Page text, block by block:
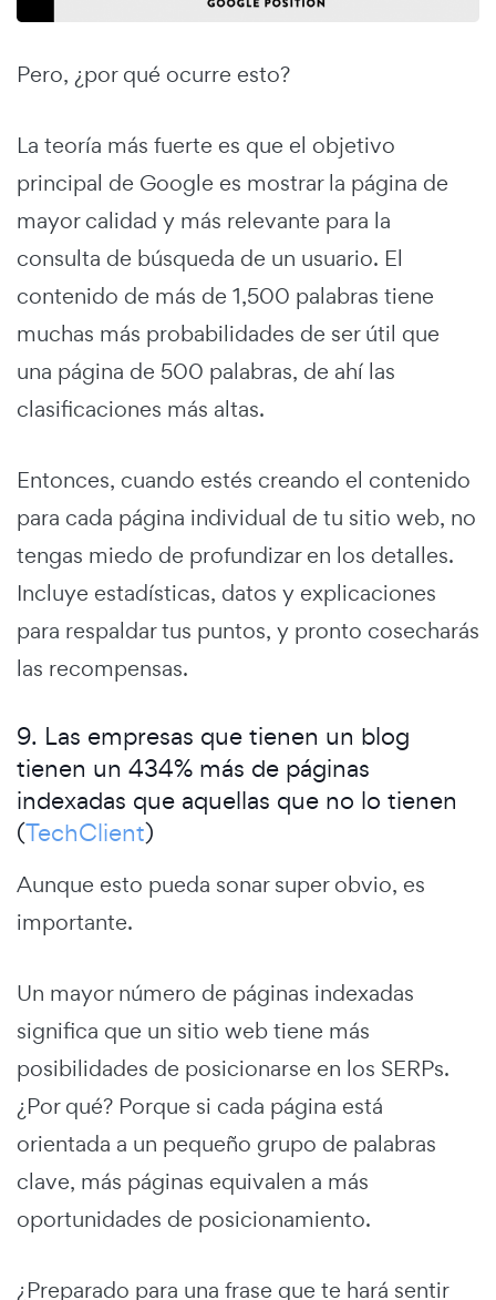
Pero, ¿por qué ocurre esto?
La teoría más fuerte es que el objetivo
principal de Google es mostrar la página de
mayor calidad y más relevante para la
consulta de búsqueda de un usuario. El
contenido de más de 1,500 palabras tiene
muchas más probabilidades de ser útil que
una página de 500 palabras, de ahí las
clasificaciones más altas.
Entonces, cuando estés creando el contenido
para cada página individual de tu sitio web, no
tengas miedo de profundizar en los detalles.
Incluye estadísticas, datos y explicaciones
para respaldar tus puntos, y pronto cosecharás
las recompensas.
9. Las empresas que tienen un blog
tienen un 434% más de páginas
indexadas que aquellas que no lo tienen
(TechClient)
Aunque esto pueda sonar super obvio, es
importante.
Un mayor número de páginas indexadas
significa que un sitio web tiene más
posibilidades de posicionarse en los SERPs.
¿Por qué? Porque si cada página está
orientada a un pequeño grupo de palabras
clave, más páginas equivalen a más
oportunidades de posicionamiento.
¿Preparado para una frase que te hará sentir